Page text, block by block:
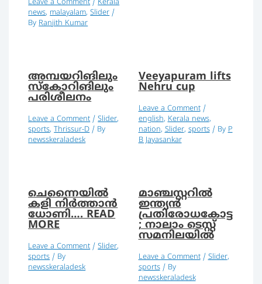
Leave a Comment / Kerala
news, malayalam,Slider /
By Ranjith Kumar
അമ്പയറിങിലും
സ്കോറിങിലും
പരിശീലനം
Leave a Comment /Slider,
sports,Thrissur-D / By
newsskeraladesk
Veeyapuram lifts
Nehru cup
Leave a Comment /
english, Kerala news,
nation, Slider, sports/ By P
B Jayasankar
ചെന്നൈയിൽ
കളി നിർത്താൻ
ധോണി…. READ
MORE
Leave a Comment /Slider,
sports / By
newsskeraladesk
മാഞ്ചസ്റ്ററിൽ
ഇന്ത്യൻ
പ്രതിരോധകോട്ട
; നാലാം ടെസ്റ്റ്
സമനിലയിൽ
Leave a Comment / Slider,
sports/ By
newsskeraladesk